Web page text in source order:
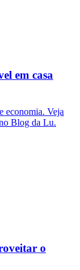
em casa
economia. Veja
Blog da Lu.
o